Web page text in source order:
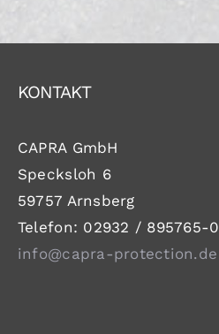
KONTAKT
CAPRA GmbH
Specksloh 6
59757 Arnsberg
Telefon: 02932 / 895765-0
info@capra-protection.de